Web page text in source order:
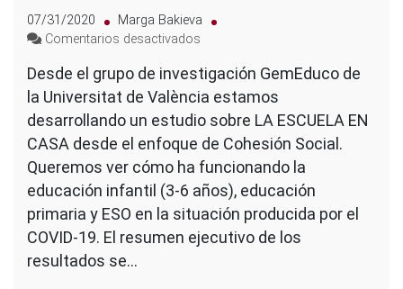
07/31/2020
Marga Bakieva
Comentarios desactivados
«Escuela
en
casa»
grupo
GEM-
Educo
de
Unviersitat
Desde el grupo de investigación GemEduco de
la Universitat de València estamos
desarrollando un estudio sobre LA ESCUELA EN
CASA desde el enfoque de Cohesión Social.
Queremos ver cómo ha funcionando la
educación infantil (3-6 años), educación
primaria y ESO en la situación producida por el
COVID-19. El resumen ejecutivo de los
resultados se…